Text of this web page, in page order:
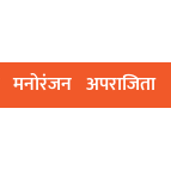
मनोरंजन अपराजिता